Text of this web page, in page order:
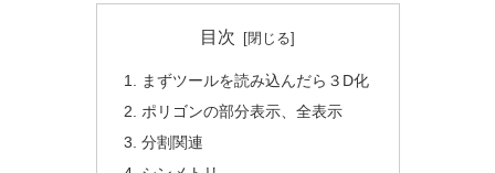
目次
まずツールを読み込んだら３D化
ポリゴンの部分表示、全表示
分割関連